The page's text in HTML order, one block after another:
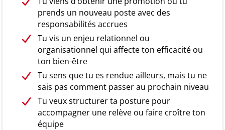
prends un nouveau poste avec des
responsabilités accrues
Tu vis un enjeu relationnel ou
organisationnel qui affecte ton efficacité ou
ton bien-être
Tu sens que tu es rendue ailleurs, mais tu ne
sais pas comment passer au prochain niveau
Tu veux structurer ta posture pour
accompagner une relève ou faire croître ton
équipe